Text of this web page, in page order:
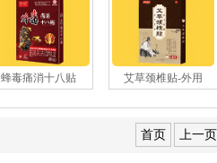
蜂毒痛消十八贴 艾草颈椎贴-外用
首页 上一页